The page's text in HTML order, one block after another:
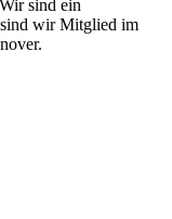
sind ein
sind wir Mitglied im